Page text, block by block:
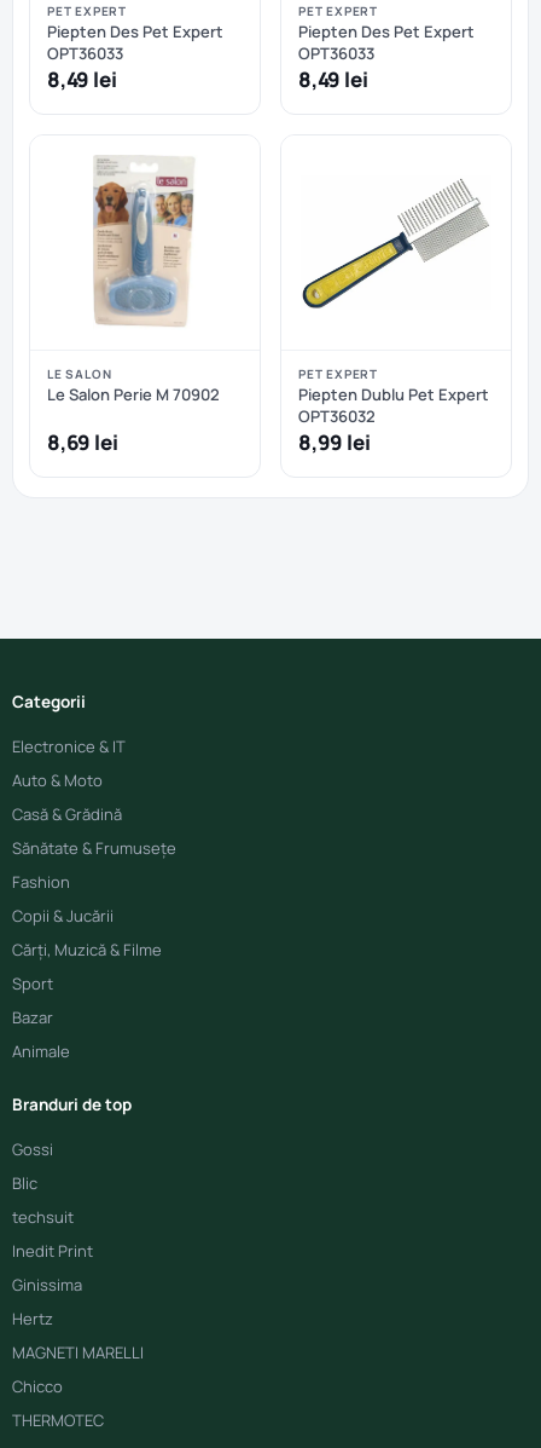
PET EXPERT
Piepten Des Pet Expert
OPT36033
8,49 lei
PET EXPERT
Piepten Des Pet Expert
OPT36033
8,49 lei
LE SALON
Le Salon Perie M 70902
8,69 lei
PET EXPERT
Piepten Dublu Pet Expert
OPT36032
8,99 lei
Categorii
Electronice & IT
Auto & Moto
Casă & Grădină
Sănătate & Frumusețe
Fashion
Copii & Jucării
Cărți, Muzică & Filme
Sport
Bazar
Animale
Branduri de top
Gossi
Blic
techsuit
Inedit Print
Ginissima
Hertz
MAGNETI MARELLI
Chicco
THERMOTEC